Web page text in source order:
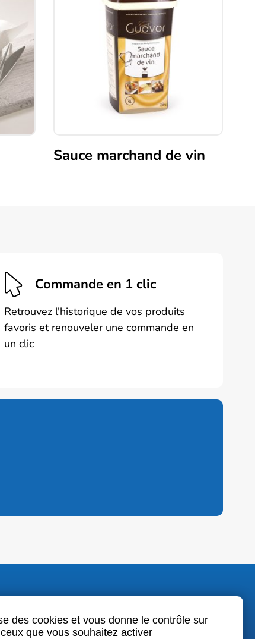
Sauce marchand de vin
Commande en 1 clic
Retrouvez l'historique de vos produits
favoris et renouveler une commande en
un clic
des cookies et vous donne le contrôle sur
ceux que vous souhaitez activer